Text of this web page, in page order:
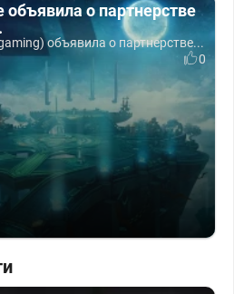
о партнерстве
объявила о партнерстве...
0